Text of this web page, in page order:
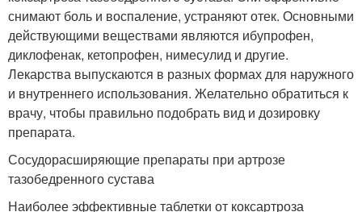
снимают боль и воспаление, устраняют отек. Основными
действующими веществами являются ибупрофен,
диклофенак, кетопрофен, нимесулид и другие.
Лекарства выпускаются в разных формах для наружного
и внутреннего использования. Желательно обратиться к
врачу, чтобы правильно подобрать вид и дозировку
препарата.
Сосудорасширяющие препараты при артрозе
тазобедренного сустава
Наиболее эффективные таблетки от коксартроза